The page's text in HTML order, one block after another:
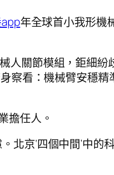
年全球首小我形機
人關節模組，鉅細紛
察看：機械臂安穩精
擔任人。
北京‘四個中間’中的